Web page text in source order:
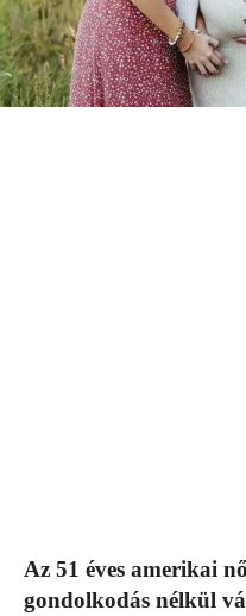
Az 51 éves amerikai
gondolkodás nélkül